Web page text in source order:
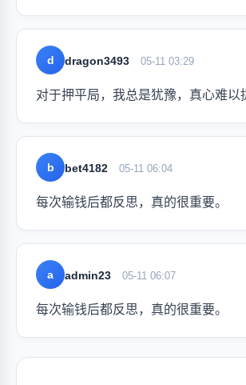
d dragon3493 05-11 03:29
对于押平局，我总是犹豫，真心难以
b bet4182 05-11 06:04
每次输钱后都反思，真的很重要。
a admin23 05-11 06:07
每次输钱后都反思，真的很重要。